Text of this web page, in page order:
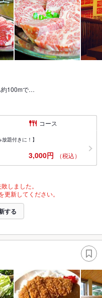
約100mで…
コース
題付きに！】
3,000円 （税込）
しました。
新してください。
する